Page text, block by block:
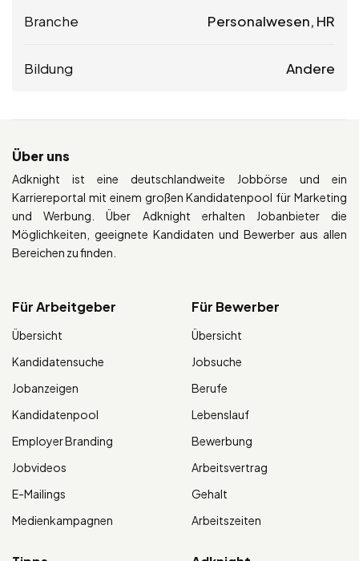
Branche Personalwesen, HR
Bildung Andere
Über uns
Adknight ist eine deutschlandweite Jobbörse und ein
Karriereportal mit einem großen Kandidatenpool für Marketing
und Werbung. Über Adknight erhalten Jobanbieter die
Möglichkeiten, geeignete Kandidaten und Bewerber aus allen
Bereichen zu finden.
Für Arbeitgeber
Übersicht
Kandidatensuche
Jobanzeigen
Kandidatenpool
Employer Branding
Jobvideos
E-Mailings
Medienkampagnen
Für Bewerber
Übersicht
Jobsuche
Berufe
Lebenslauf
Bewerbung
Arbeitsvertrag
Gehalt
Arbeitszeiten